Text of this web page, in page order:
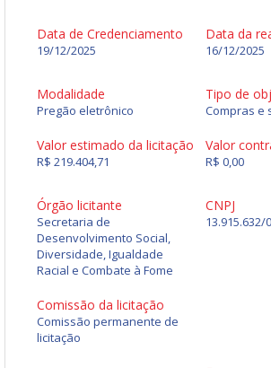
Data de Credenciamento
19/12/2025
Data da
16/12/2025
Modalidade
Pregão eletrônico
Tipo de
Compras e
Valor estimado da licitação
R$ 219.404,71
Valor
R$ 0,00
Órgão licitante
Secretaria de
Desenvolvimento Social,
Diversidade, Igualdade
Racial e Combate à Fome
CNPJ
13.915.632/
Comissão da licitação
Comissão permanente de
licitação